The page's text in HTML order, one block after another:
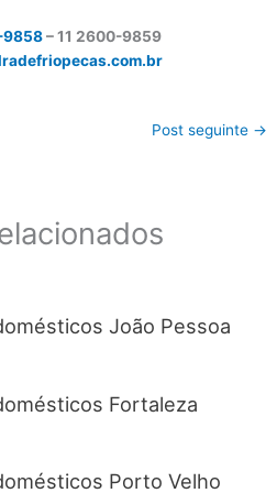
9858– 11 2600-9859
Post seguinte →
João Pessoa
Fortaleza
Porto Velho